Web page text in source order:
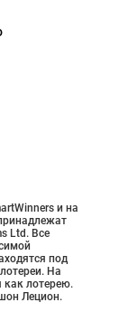
и на
Ltd. Все
под
На
как лотерею.
Лецион.